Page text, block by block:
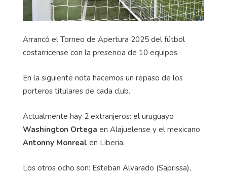
Arrancó el Torneo de Apertura 2025 del fútbol
costarricense con la presencia de 10 equipos.
En la siguiente nota hacemos un repaso de los
porteros titulares de cada club.
Actualmente hay 2 extranjeros: el uruguayo
Washington Ortega en Alajuelense y el mexicano
Antonny Monreal en Liberia.
Los otros ocho son: Esteban Alvarado (Saprissa),